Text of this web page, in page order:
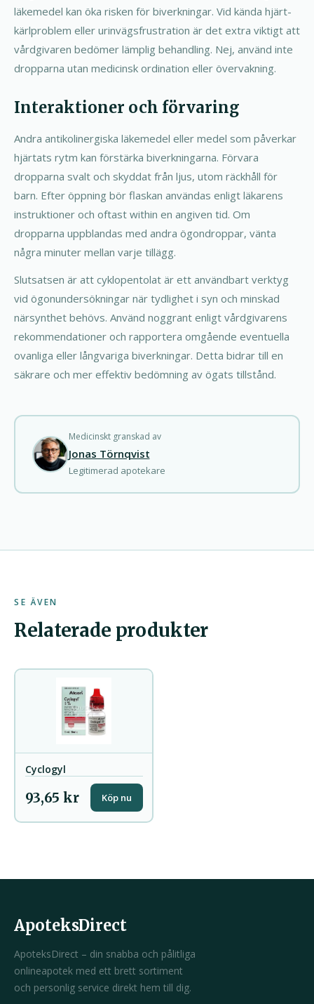
läkemedel kan öka risken för biverkningar. Vid kända hjärt-
kärlproblem eller urinvägsfrustration är det extra viktigt att
vårdgivaren bedömer lämplig behandling. Nej, använd inte
dropparna utan medicinsk ordination eller övervakning.
Interaktioner och förvaring
Andra antikolinergiska läkemedel eller medel som påverkar
hjärtats rytm kan förstärka biverkningarna. Förvara
dropparna svalt och skyddat från ljus, utom räckhåll för
barn. Efter öppning bör flaskan användas enligt läkarens
instruktioner och oftast within en angiven tid. Om
dropparna uppblandas med andra ögondroppar, vänta
några minuter mellan varje tillägg.
Slutsatsen är att cyklopentolat är ett användbart verktyg
vid ögonundersökningar när tydlighet i syn och minskad
närsynthet behövs. Använd noggrant enligt vårdgivarens
rekommendationer och rapportera omgående eventuella
ovanliga eller långvariga biverkningar. Detta bidrar till en
säkrare och mer effektiv bedömning av ögats tillstånd.
Medicinskt granskad av
Jonas Törnqvist
Legitimerad apotekare
SE ÄVEN
Relaterade produkter
Cyclogyl
93,65 kr Köp nu
ApoteksDirect
ApoteksDirect – din snabba och pålitliga
onlineapotek med ett brett sortiment
och personlig service direkt hem till dig.